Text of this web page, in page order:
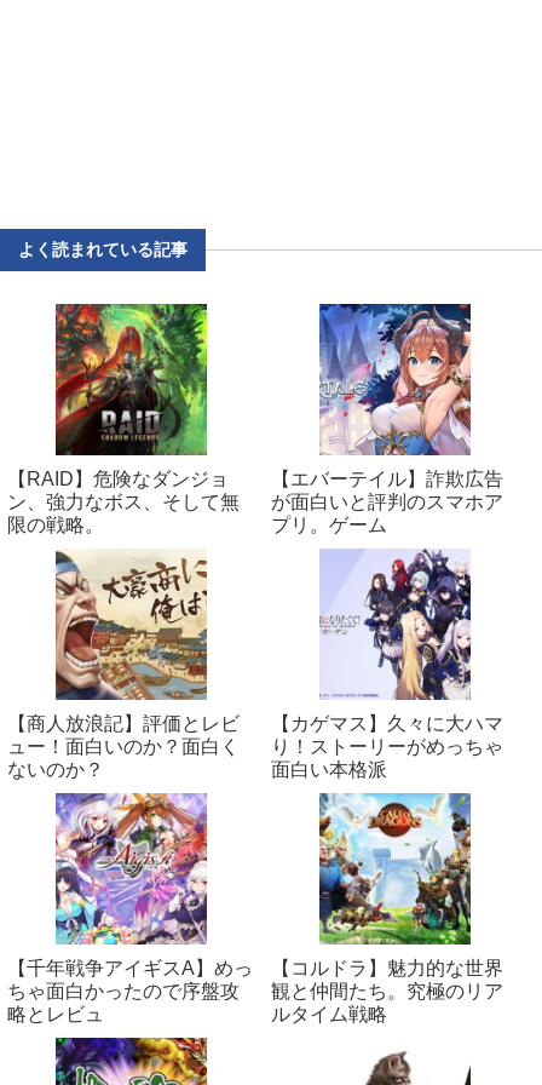
よく読まれている記事
【RAID】危険なダンジョ
ン、強力なボス、そして無
限の戦略。
【エバーテイル】詐欺広告
が面白いと評判のスマホア
プリ。ゲーム
【商人放浪‪記】評価とレビ
ュー！面白いのか？面白く
ないのか？
【カゲマス】久々に大ハマ
り！ストーリーがめっちゃ
面白い本格派
【千年戦争アイギスA】めっ
ちゃ面白かったので序盤攻
略とレビュ
【コルドラ】魅力的な世界
観と仲間たち。究極のリア
ルタイム戦略